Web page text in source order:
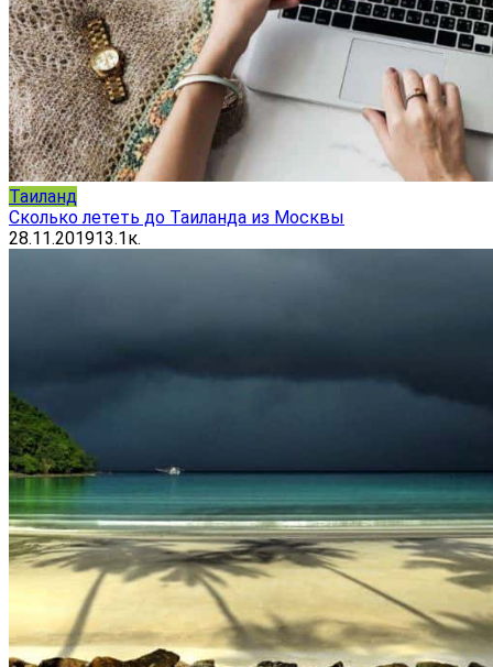
Таиланд
Сколько лететь до Таиланда из Москвы
28.11.201913.1к.